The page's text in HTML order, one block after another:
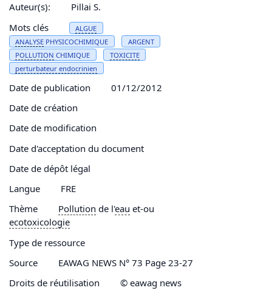
Auteur(s):
Pillai S.
Mots clés
ALGUE
ANALYSE PHYSICOCHIMIQUE
ARGENT
POLLUTION CHIMIQUE
TOXICITE
perturbateur endocrinien
Date de publication
01/12/2012
Date de création
Date de modification
Date d'acceptation du document
Date de dépôt légal
Langue
FRE
Thème
Pollution de l'eau et-ou
ecotoxicologie
Type de ressource
Source
EAWAG NEWS N° 73 Page 23-27
Droits de réutilisation
© eawag news